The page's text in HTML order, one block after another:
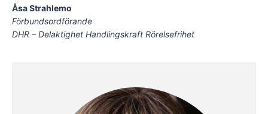
Åsa Strahlemo
Förbundsordförande
DHR – Delaktighet Handlingskraft Rörelsefrihet